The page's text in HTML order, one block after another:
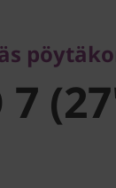
(27"